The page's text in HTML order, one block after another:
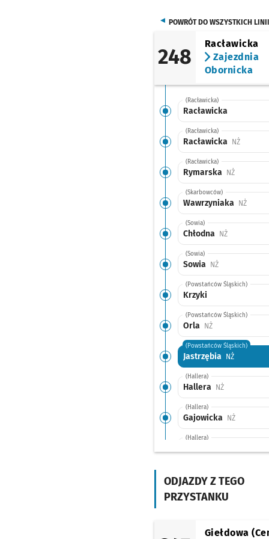
POWRÓT DO WSZYSTKICH LINII
248
Racławicka
Zajezdnia
Obornicka
(Racławicka)
Racławicka
(Racławicka)
Racławicka NŻ
(Racławicka)
Rymarska NŻ
(Skarbowców)
Wawrzyniaka NŻ
(Sowia)
Chłodna NŻPrzystanek
(Sowia)
Sowia NŻPrzystanek na
(Powstańców Śląskich)
Krzyki
(Powstańców Śląskich)
Orla NŻPrzystanek na
(Powstańców Śląskich)
Jastrzębia NŻPrzystanek
(Hallera)
Hallera NŻPrzystanek
(Hallera)
Gajowicka NŻ
(Hallera)
Ojca Beyzyma NŻ
(Hallera)
(Klecińska)
ODJAZDY Z TEGO
PRZYSTANKU
Giełdowa